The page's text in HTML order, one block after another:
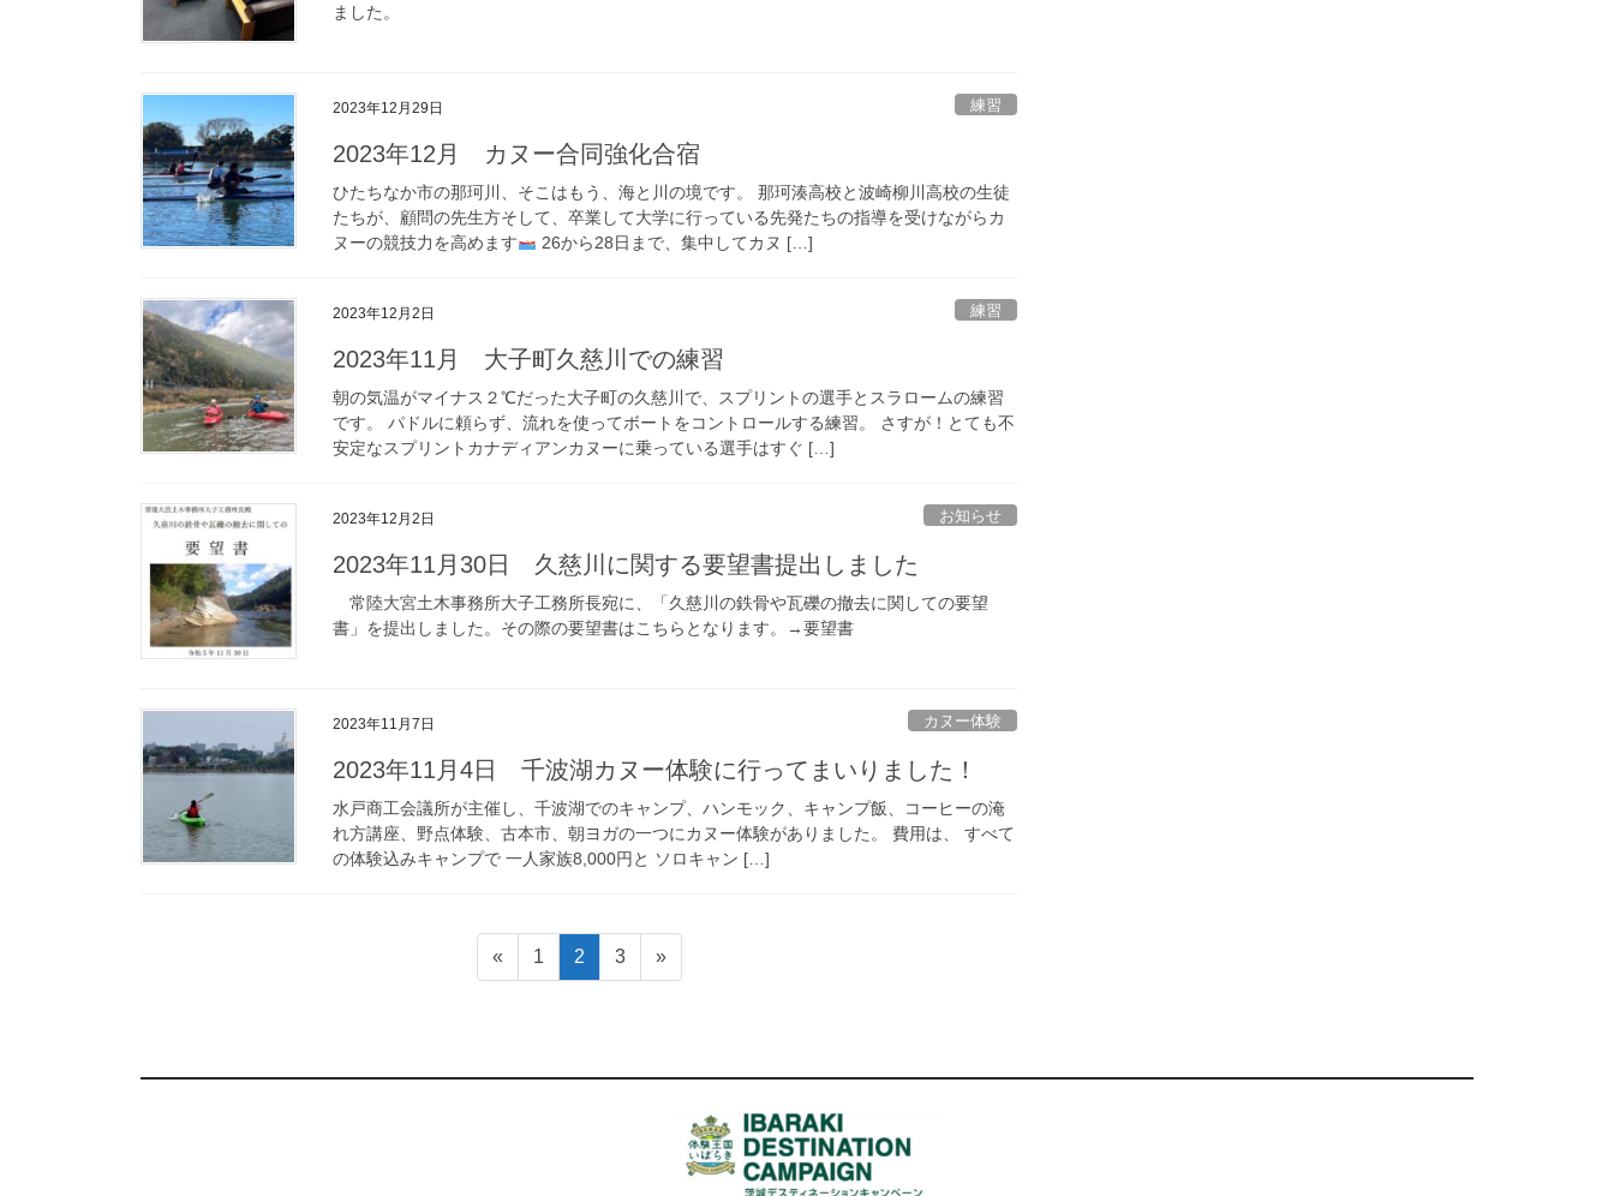
ました。
2023年12月29日 練習
2023年12月 カヌー合同強化合宿
ひたちなか市の那珂川、そこはもう、海と川の境です。 那珂湊高校と波崎柳川高校の生徒
たちが、顧問の先生方そして、卒業して大学に行っている先発たちの指導を受けながらカ
ヌーの競技力を高めます
26から28日まで、集中してカヌ […]
2023年12月2日 練習
2023年11月 大子町久慈川での練習
朝の気温がマイナス２℃だった大子町の久慈川で、スプリントの選手とスラロームの練習
です。 パドルに頼らず、流れを使ってボートをコントロールする練習。 さすが！とても不
安定なスプリントカナディアンカヌーに乗っている選手はすぐ […]
2023年12月2日 お知らせ
2023年11月30日 久慈川に関する要望書提出しました
常陸大宮土木事務所大子工務所長宛に、「久慈川の鉄骨や瓦礫の撤去に関しての要望
書」を提出しました。その際の要望書はこちらとなります。→要望書
2023年11月7日 カヌー体験
2023年11月4日 千波湖カヌー体験に行ってまいりました！
水戸商工会議所が主催し、千波湖でのキャンプ、ハンモック、キャンプ飯、コーヒーの淹
れ方講座、野点体験、古本市、朝ヨガの一つにカヌー体験がありました。 費用は、 すべて
の体験込みキャンプで 一人家族8,000円と ソロキャン […]
ペ
«
固
定
ジ
1
固
定
ジ
2
固
定
ジ
3 »